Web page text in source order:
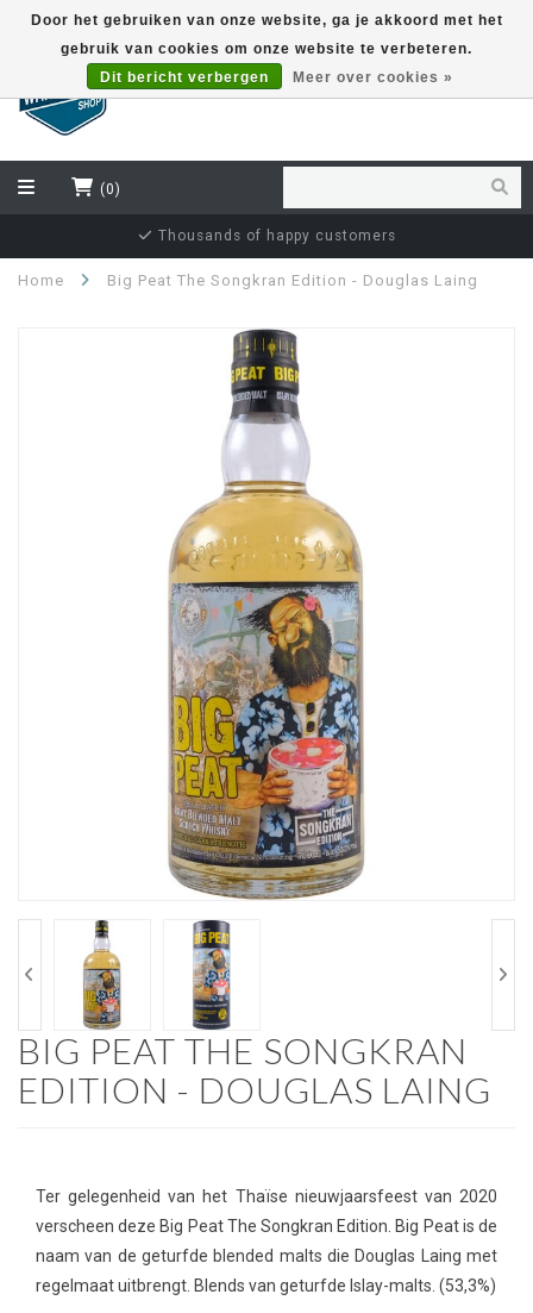
(0)
Independent bottler specialist
Home Big Peat The Songkran Edition - Douglas Laing
BIG PEAT THE SONGKRAN
EDITION - DOUGLAS LAING
Ter gelegenheid van het Thaïse nieuwjaarsfeest van 2020
verscheen deze Big Peat The Songkran Edition. Big Peat is de
naam van de geturfde blended malts die Douglas Laing met
regelmaat uitbrengt. Blends van geturfde Islay-malts. (53,3%)
Door het gebruiken van onze website, ga je akkoord met het
gebruik van cookies om onze website te verbeteren.
Dit bericht verbergen
Meer over cookies »